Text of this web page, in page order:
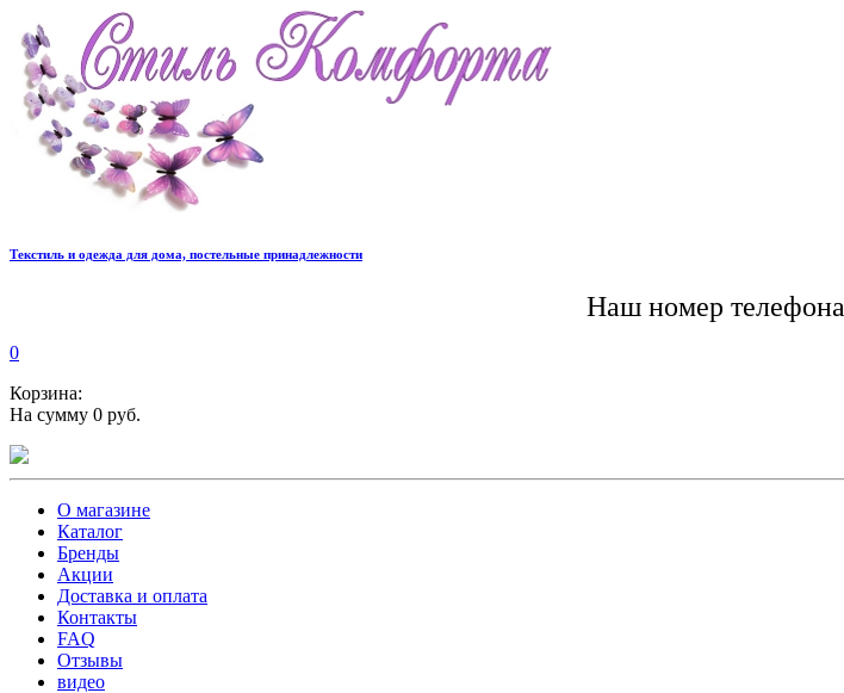
Текстиль и одежда для дома, постельные принадлежности
Наш номер телефона
0
Корзина:
На сумму 0 руб.
О магазине
Каталог
Бренды
Акции
Доставка и оплата
Контакты
FAQ
Отзывы
видео